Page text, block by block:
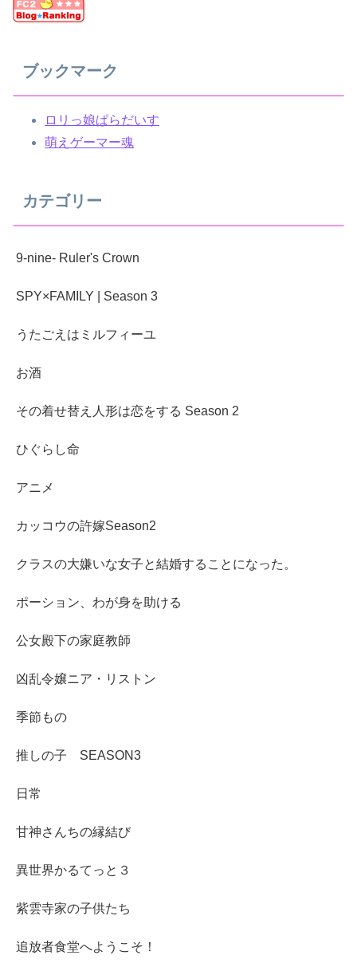
ブックマーク
ロリっ娘ぱらだいす
萌えゲーマー魂
カテゴリー
9-nine- Ruler's Crown
SPY×FAMILY | Season 3
うたごえはミルフィーユ
お酒
その着せ替え人形は恋をする Season 2
ひぐらし命
アニメ
カッコウの許嫁Season2
クラスの大嫌いな女子と結婚することになった。
ポーション、わが身を助ける
公女殿下の家庭教師
凶乱令嬢ニア・リストン
季節もの
推しの子 SEASON3
日常
甘神さんちの縁結び
異世界かるてっと３
紫雲寺家の子供たち
追放者食堂へようこそ！